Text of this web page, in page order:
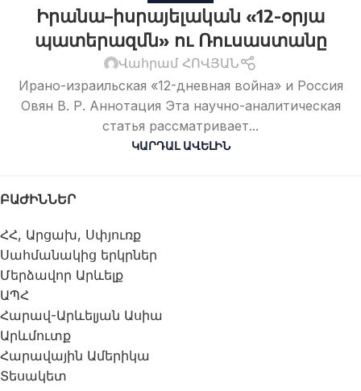
Իրանա–իսրայելական «12-օրյա
պատերազմն» ու Ռուսաստանը
Վահրամ ՀՈՎՅԱՆ
Ирано-израильская «12-дневная война» и Россия
Овян В. Р. Аннотация Эта научно-аналитическая
статья рассматривает...
ԿԱՐԴԱԼ ԱՎԵԼԻՆ
ԲԱԺԻՆՆԵՐ
ՀՀ, Արցախ, Սփյուռք
Սահմանակից երկրներ
Մերձավոր Արևելք
ԱՊՀ
Հարավ-Արևելյան Ասիա
Արևմուտք
Հարավային Ամերիկա
Տեսակետ